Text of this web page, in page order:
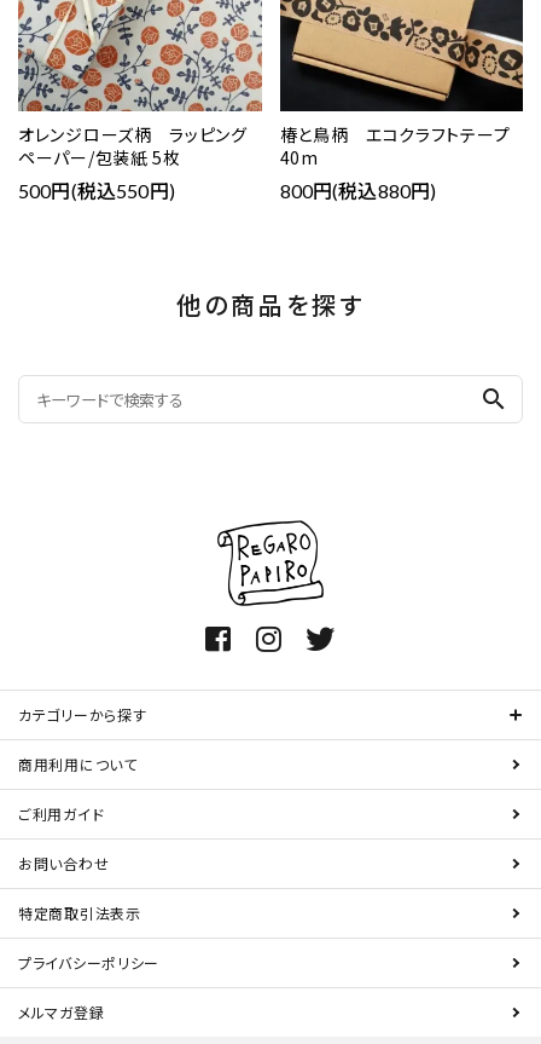
オレンジローズ柄 ラッピング
ペーパー/包装紙 5枚
500円(税込550円)
椿と鳥柄 エコクラフトテープ
40m
800円(税込880円)
他の商品を探す
search
カテゴリーから探す
商用利用について
ご利用ガイド
お問い合わせ
特定商取引法表示
プライバシーポリシー
メルマガ登録